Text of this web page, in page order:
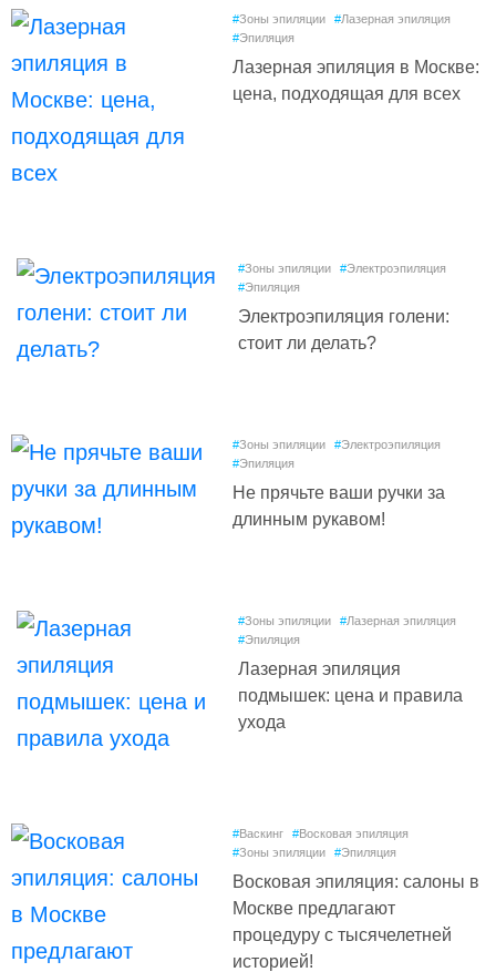
#Зоны эпиляции #Лазерная эпиляция
#Эпиляция
Лазерная эпиляция в Москве:
цена, подходящая для всех
#Зоны эпиляции #Электроэпиляция
#Эпиляция
Электроэпиляция голени:
стоит ли делать?
#Зоны эпиляции #Электроэпиляция
#Эпиляция
Не прячьте ваши ручки за
длинным рукавом!
#Зоны эпиляции #Лазерная эпиляция
#Эпиляция
Лазерная эпиляция
подмышек: цена и правила
ухода
#Васкинг #Восковая эпиляция
#Зоны эпиляции #Эпиляция
Восковая эпиляция: салоны в
Москве предлагают
процедуру с тысячелетней
историей!